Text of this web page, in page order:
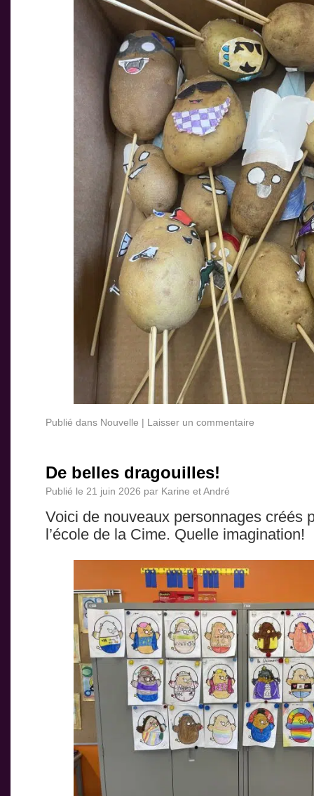
Publié dans Nouvelle | Laisser un commentaire
De belles dragouilles!
Publié le 21 juin 2026 par Karine et André
Voici de nouveaux personnages créés
l’école de la Cime. Quelle imagination!